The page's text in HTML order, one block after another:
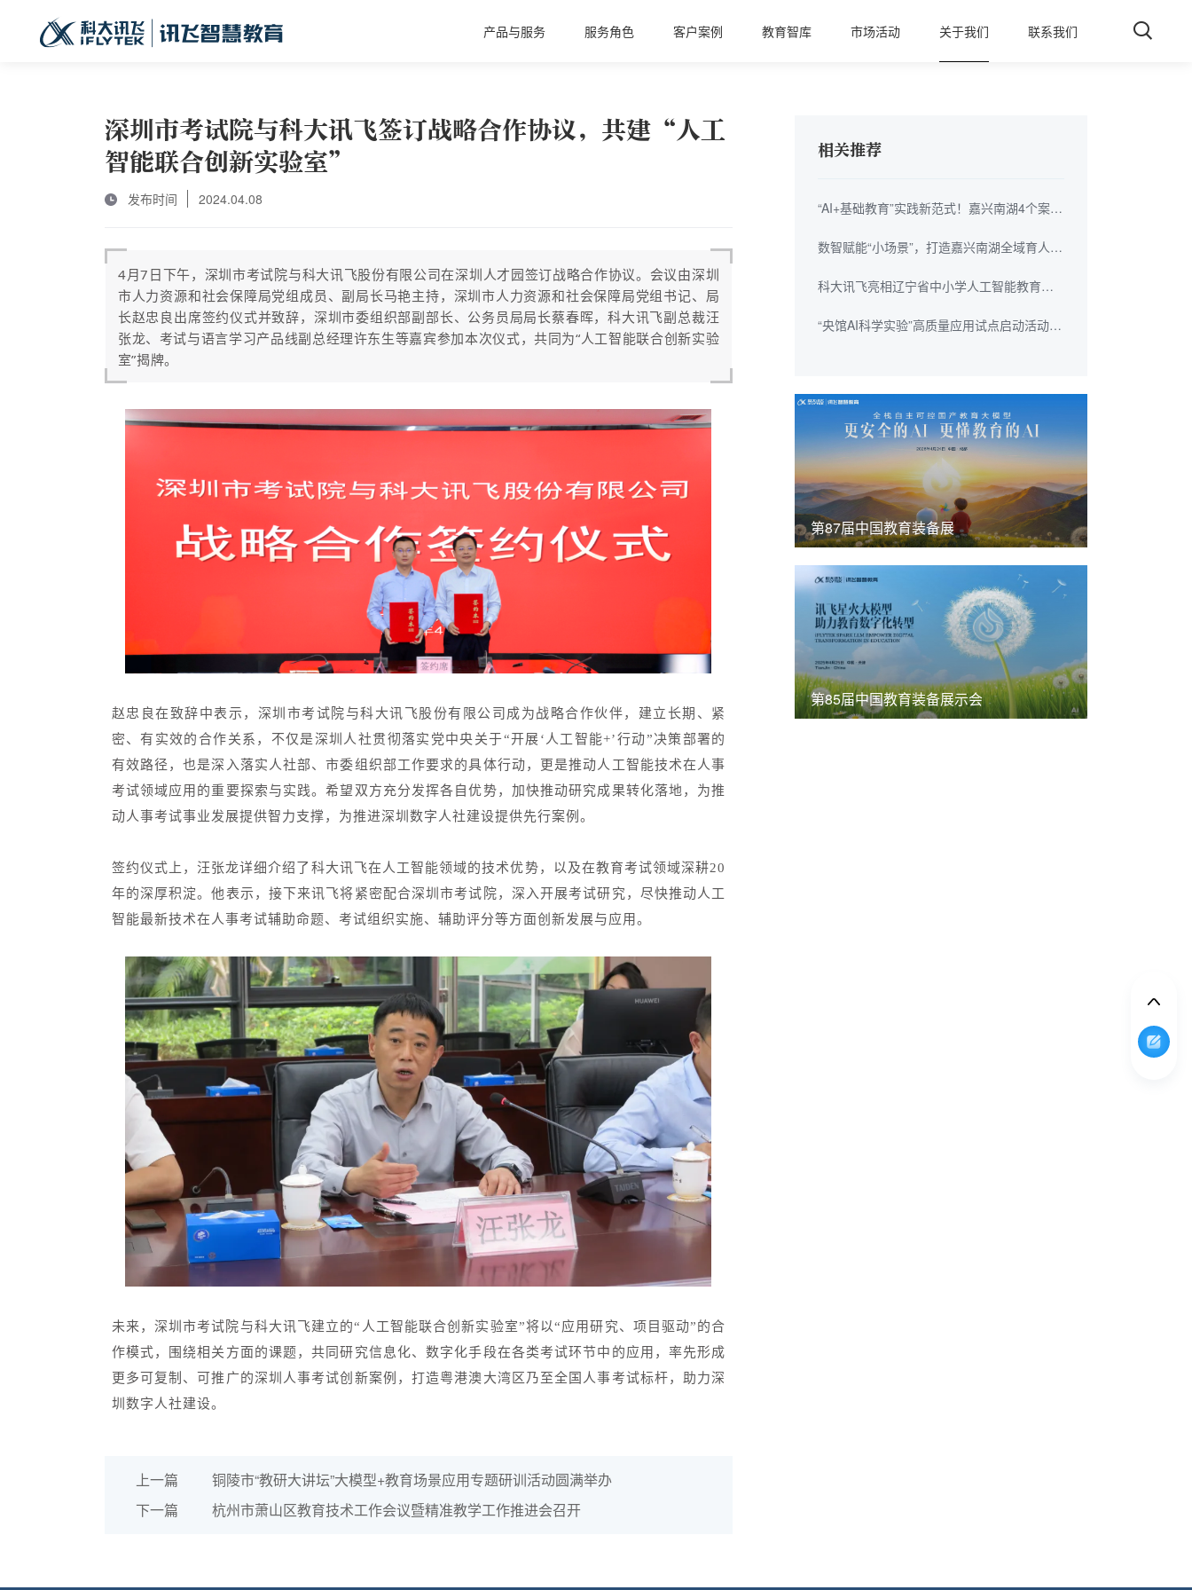
产品与服务 服务角色 客户案例 教育智库 市场活动 关于我们 联系我们
深圳市考试院与科大讯飞签订战略合作协议，共建“人工
智能联合创新实验室”
发布时间 2024.04.08
4月7日下午，深圳市考试院与科大讯飞股份有限公司在深圳人才园签订战略合作协议。会议由深圳
市人力资源和社会保障局党组成员、副局长马艳主持，深圳市人力资源和社会保障局党组书记、局
长赵忠良出席签约仪式并致辞，深圳市委组织部副部长、公务员局局长蔡春晖，科大讯飞副总裁汪
张龙、考试与语言学习产品线副总经理许东生等嘉宾参加本次仪式，共同为“人工智能联合创新实验
室”揭牌。
赵忠良在致辞中表示，深圳市考试院与科大讯飞股份有限公司成为战略合作伙伴，建立长期、紧
密、有实效的合作关系，不仅是深圳人社贯彻落实党中央关于“开展‘人工智能+’行动”决策部署的
有效路径，也是深入落实人社部、市委组织部工作要求的具体行动，更是推动人工智能技术在人事
考试领域应用的重要探索与实践。希望双方充分发挥各自优势，加快推动研究成果转化落地，为推
动人事考试事业发展提供智力支撑，为推进深圳数字人社建设提供先行案例。
签约仪式上，汪张龙详细介绍了科大讯飞在人工智能领域的技术优势，以及在教育考试领域深耕20
年的深厚积淀。他表示，接下来讯飞将紧密配合深圳市考试院，深入开展考试研究，尽快推动人工
智能最新技术在人事考试辅助命题、考试组织实施、辅助评分等方面创新发展与应用。
未来，深圳市考试院与科大讯飞建立的“人工智能联合创新实验室”将以“应用研究、项目驱动”的合
作模式，围绕相关方面的课题，共同研究信息化、数字化手段在各类考试环节中的应用，率先形成
更多可复制、可推广的深圳人事考试创新案例，打造粤港澳大湾区乃至全国人事考试标杆，助力深
圳数字人社建设。
上一篇
铜陵市“教研大讲坛”大模型+教育场景应用专题研训活动圆满举办
下一篇
杭州市萧山区教育技术工作会议暨精准教学工作推进会召开
相关推荐
“AI+基础教育”实践新范式！嘉兴南湖4个案例
数智赋能“小场景”，打造嘉兴南湖全域育人
科大讯飞亮相辽宁省中小学人工智能教育系
“央馆AI科学实验”高质量应用试点启动活动在
第87届中国教育装备展
第85届中国教育装备展示会